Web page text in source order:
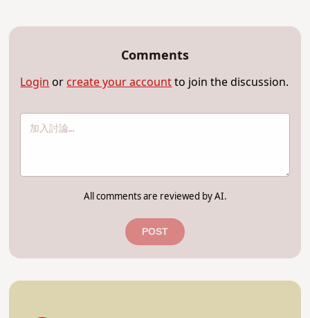
Comments
Loginorcreate your accountto join the discussion.
All comments are reviewed by AI.
POST